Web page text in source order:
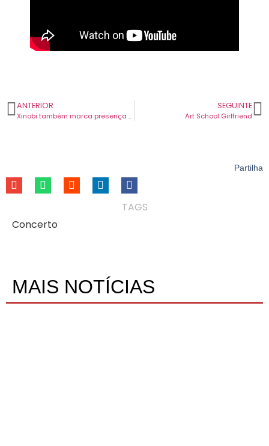
ANTERIOR
Xinobi também marca presença no NOS Alive 2026. Atuação agendada para o primeiro dia.
SEGUINTE
Art School Girlfriend
Partilha
TAGS
Concerto
MAIS NOTÍCIAS